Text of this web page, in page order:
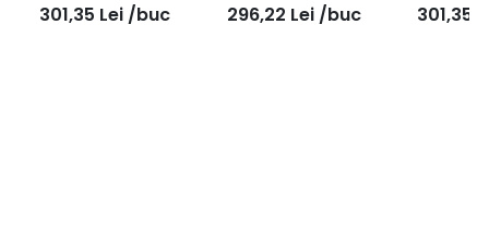
301,35 Lei /buc 296,22 Lei /buc 301,35